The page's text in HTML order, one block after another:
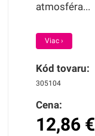
atmosféra...
Viac ›
Kód tovaru:
305104
Cena:
12,86 €